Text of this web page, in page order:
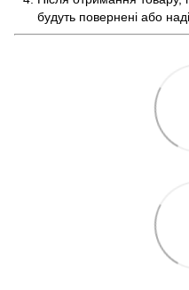
будуть повернені або